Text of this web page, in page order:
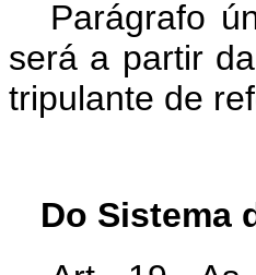
Parágrafo
será a partir
tripulante de
Do Sistema